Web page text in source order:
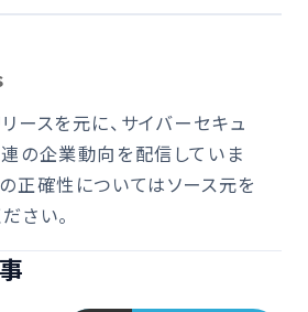
ースを元に、サイバーセキュ
連の企業動向を配信していま
正確性についてはソース元を
さい。